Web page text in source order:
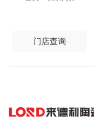
门店查询